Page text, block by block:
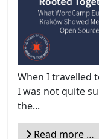
When I travelled
I was not quite
the...
Read more …